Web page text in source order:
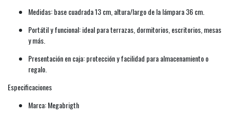
Medidas: base cuadrada 13 cm, altura/largo de la lámpara 36 cm.
Portátil y funcional: ideal para terrazas, dormitorios, escritorios, mesas
y más.
Presentación en caja: protección y facilidad para almacenamiento o
regalo.
Especificaciones
Marca: Megabrigth